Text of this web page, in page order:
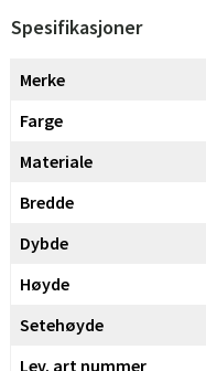
Spesifikasjoner
Merke
Farge
Materiale
Bredde
Dybde
Høyde
Setehøyde
Lev. art nummer